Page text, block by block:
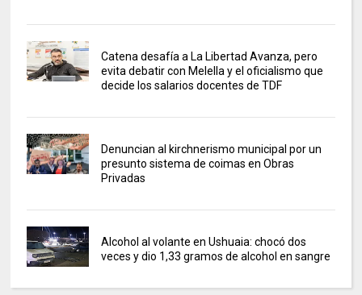
Catena desafía a La Libertad Avanza, pero
evita debatir con Melella y el oficialismo que
decide los salarios docentes de TDF
Denuncian al kirchnerismo municipal por un
presunto sistema de coimas en Obras
Privadas
Alcohol al volante en Ushuaia: chocó dos
veces y dio 1,33 gramos de alcohol en sangre